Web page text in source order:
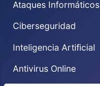
Ataques Informáticos
Ciberseguridad
Inteligencia Artificial
Antivirus Online